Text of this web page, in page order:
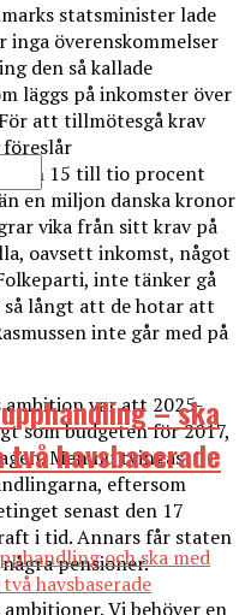
statsminister lade
överenskommelser
den så kallade
läggs på inkomster över
att tillmötesgå krav
från 15 till tio procent
en miljon danska kronor
vika från sitt krav på
oavsett inkomst, något
inte tänker gå
så långt att de hotar att
inte går med på
ambition var att 2025-
som budgeten för 2017,
Men nu tvingas
eftersom
senast den 17
i tid. Annars får staten
pensioner.
Vi behöver en
– ska
havsbaserade
och ska med
havsbaserade